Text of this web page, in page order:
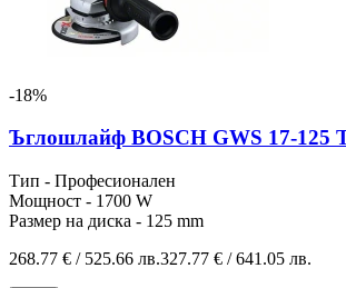
-18%
Ъглошлайф BOSCH GWS 17-125
Тип - Професионален
Мощност - 1700 W
Размер на диска - 125 mm
268.77 € / 525.66 лв.327.77 € / 641.05 лв.